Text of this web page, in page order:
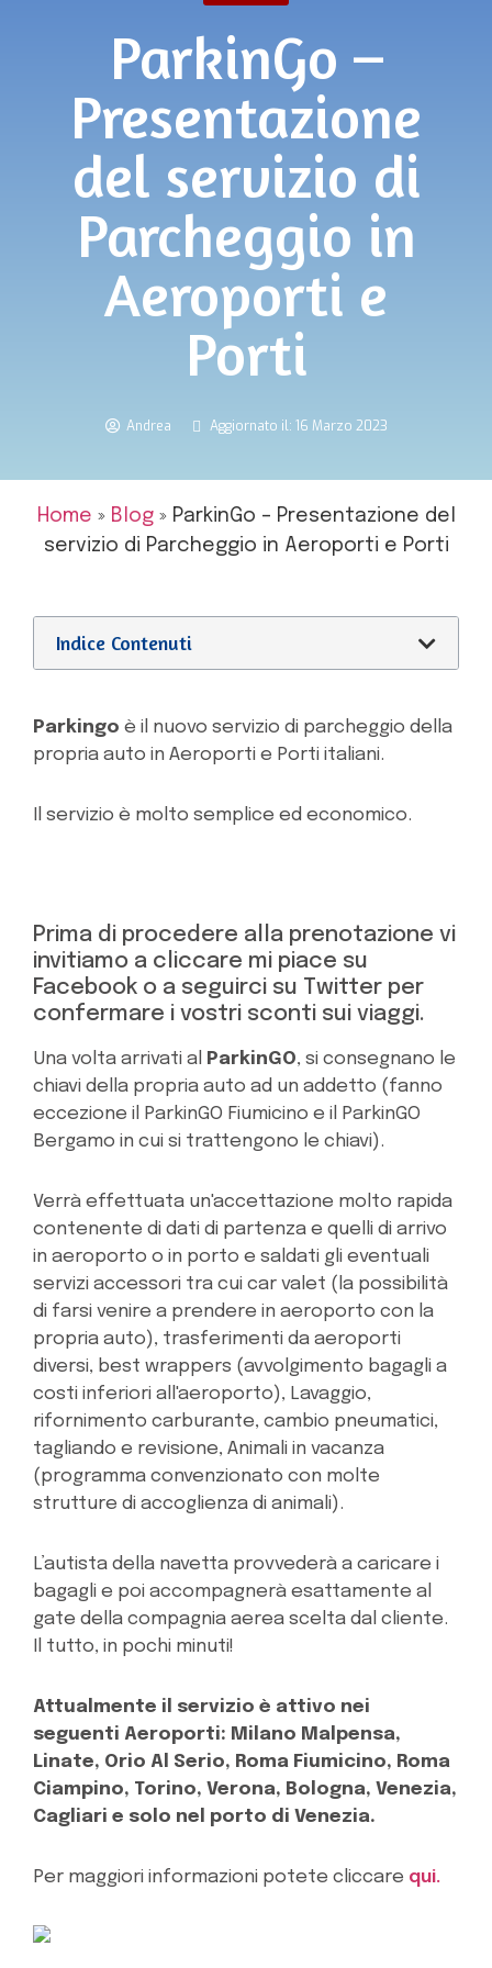
ParkinGo –
Presentazione
del servizio di
Parcheggio in
Aeroporti e
Porti
Andrea Aggiornato il: 16 Marzo 2023
Home » Blog» ParkinGo – Presentazione del
servizio di Parcheggio in Aeroporti e Porti
Indice Contenuti
Parkingo è il nuovo servizio di parcheggio della
propria auto in Aeroporti e Porti italiani.
Il servizio è molto semplice ed economico.
Prima di procedere alla prenotazione vi
invitiamo a cliccare mi piace su
Facebook o a seguirci su Twitter per
confermare i vostri sconti sui viaggi.
Una volta arrivati al ParkinGO, si consegnano le
chiavi della propria auto ad un addetto (fanno
eccezione il ParkinGO Fiumicino e il ParkinGO
Bergamo in cui si trattengono le chiavi).
Verrà effettuata un'accettazione molto rapida
contenente di dati di partenza e quelli di arrivo
in aeroporto o in porto e saldati gli eventuali
servizi accessori tra cui car valet (la possibilità
di farsi venire a prendere in aeroporto con la
propria auto), trasferimenti da aeroporti
diversi, best wrappers (avvolgimento bagagli a
costi inferiori all'aeroporto), Lavaggio,
rifornimento carburante, cambio pneumatici,
tagliando e revisione, Animali in vacanza
(programma convenzionato con molte
strutture di accoglienza di animali).
L’autista della navetta provvederà a caricare i
bagagli e poi accompagnerà esattamente al
gate della compagnia aerea scelta dal cliente.
Il tutto, in pochi minuti!
Attualmente il servizio è attivo nei
seguenti Aeroporti: Milano Malpensa,
Linate, Orio Al Serio, Roma Fiumicino, Roma
Ciampino, Torino, Verona, Bologna, Venezia,
Cagliari e solo nel porto di Venezia.
Per maggiori informazioni potete cliccare qui.